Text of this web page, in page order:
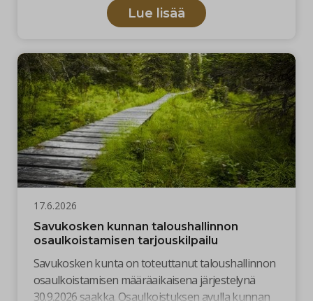
Lue lisää
17.6.2026
Savukosken kunnan taloushallinnon
osaulkoistamisen tarjouskilpailu
Savukosken kunta on toteuttanut taloushallinnon
osaulkoistamisen määräaikaisena järjestelynä
30.9.2026 saakka. Osaulkoistuksen avulla kunnan